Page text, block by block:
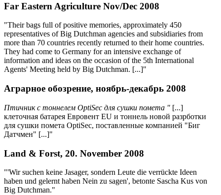
Far Eastern Agriculture Nov/Dec 2008
"Their bags full of positive memories, approximately 450
representatives of Big Dutchman agencies and subsidiaries from
more than 70 countries recently returned to their home countries.
They had come to Germany for an intensive exchange of
information and ideas on the occasion of the 5th International
Agents' Meeting held by Big Dutchman. [...]"
Аграрное обозрение, ноябрь-декабрь 2008
Птичник с тоннелем OptiSec для сушки помета " [...]
клеточная батарея Евровент EU и тоннель новой разрботки
для сушки помета OptiSec, поставленные компанией "Биг
Датчмен" [...]"
Land & Forst, 20. November 2008
"'Wir suchen keine Jasager, sondern Leute die verrückte Ideen
haben und gelernt haben Nein zu sagen', betonte Sascha Kus von
Big Dutchman."